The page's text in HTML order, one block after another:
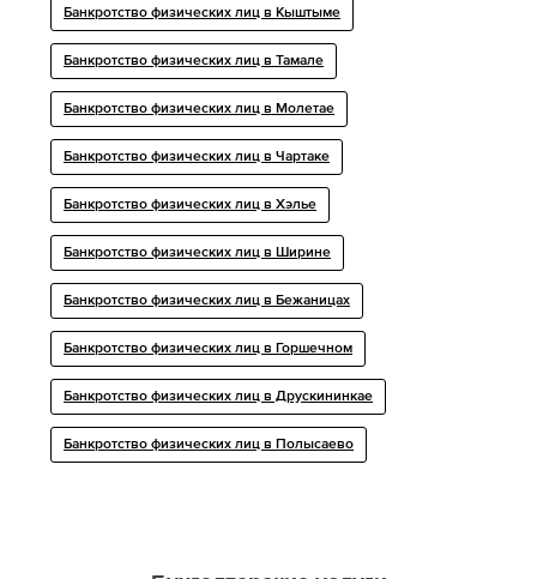
Банкротство физических лиц в Кыштыме
Банкротство физических лиц в Тамале
Банкротство физических лиц в Молетае
Банкротство физических лиц в Чартаке
Банкротство физических лиц в Хэлье
Банкротство физических лиц в Ширине
Банкротство физических лиц в Бежаницах
Банкротство физических лиц в Горшечном
Банкротство физических лиц в Друскининкае
Банкротство физических лиц в Полысаево